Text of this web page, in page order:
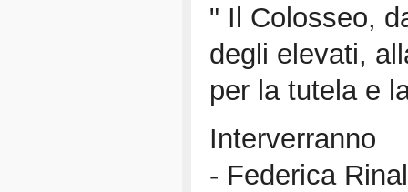
" Il Colosseo,
degli elevati,
per la tutela e
Interverranno
- Federica